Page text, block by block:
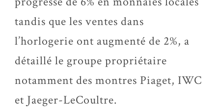
tandis que les ventes dans
l’horlogerie ont augmenté de 2%, a
détaillé le groupe propriétaire
notamment des montres Piaget, IWC
et Jaeger-LeCoultre.